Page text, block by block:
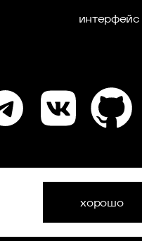
интерфейс
хорошо